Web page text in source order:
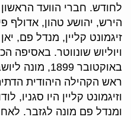
לחודש. חברי הוועד הראשון
הירש, יהושע טהון, אדולף
זיגמונט קליין, מנדל פם,
ויוליוש שונווטר. באסיפה
באוקטובר
ראש הקהילה היהודית
וזיגמונט קליין היו סגניו,
ומנדל פם מונה לגזבר.